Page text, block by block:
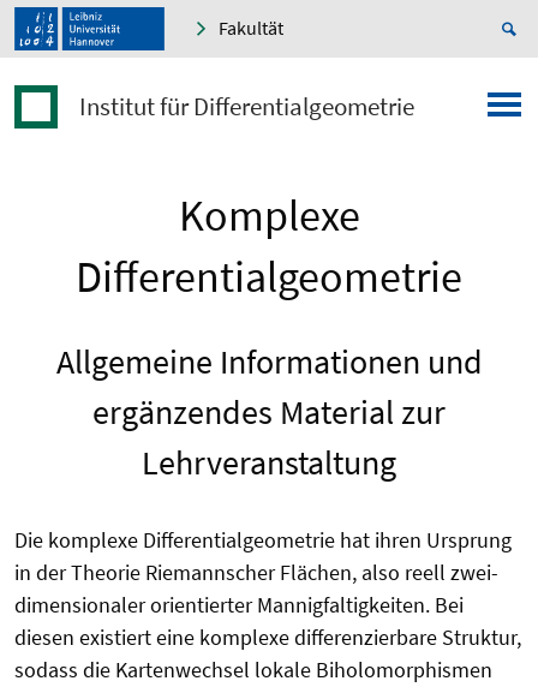
Fakultät
Institut für Differentialgeometrie
Komplexe
Differentialgeometrie
Allgemeine Informationen und
ergänzendes Material zur
Lehrveranstaltung
Die komplexe Differentialgeometrie hat ihren Ursprung
in der Theorie Riemannscher Flächen, also reell zwei-
dimensionaler orientierter Mannigfaltigkeiten. Bei
diesen existiert eine komplexe differenzierbare Struktur,
sodass die Kartenwechsel lokale Biholomorphismen